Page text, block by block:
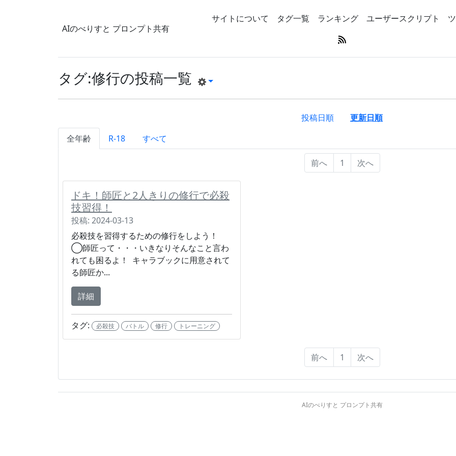
AIのべりすと プロンプト共有
サイトについて タグ一覧 ランキング ユーザースクリプト
タグ:修行の投稿一覧
投稿日順
更新日順
全年齢
R-18 すべて
前へ 1 次へ
ドキ！師匠と2人きりの修行で必殺
技習得！
投稿: 2024-03-13
必殺技を習得するための修行をしよう！
◯師匠って・・・いきなりそんなこと言わ
れても困るよ！ キャラブックに用意されて
る師匠か...
詳細
タグ: 必殺技 バトル 修行 トレーニング
前へ 1 次へ
AIのべりすと プロンプト共有